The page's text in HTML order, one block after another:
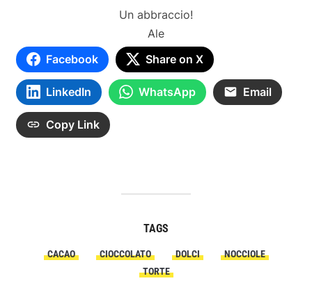
Un abbraccio!
Ale
Facebook
Share on X
LinkedIn WhatsApp Email
Copy Link
TAGS
CACAO CIOCCOLATO DOLCI
NOCCIOLE
TORTE